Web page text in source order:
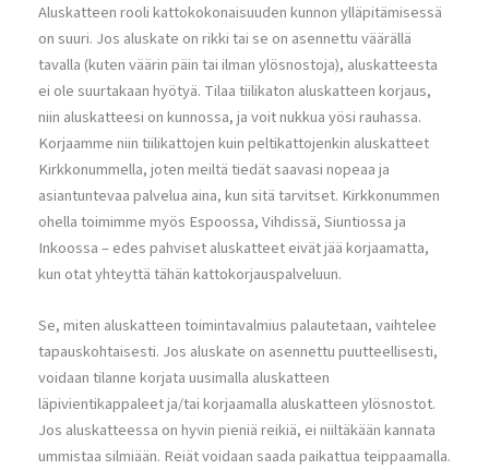
Aluskatteen rooli kattokokonaisuuden kunnon ylläpitämisessä
on suuri. Jos aluskate on rikki tai se on asennettu väärällä
tavalla (kuten väärin päin tai ilman ylösnostoja), aluskatteesta
ei ole suurtakaan hyötyä. Tilaa tiilikaton aluskatteen korjaus,
niin aluskatteesi on kunnossa, ja voit nukkua yösi rauhassa.
Korjaamme niin tiilikattojen kuin peltikattojenkin aluskatteet
Kirkkonummella, joten meiltä tiedät saavasi nopeaa ja
asiantuntevaa palvelua aina, kun sitä tarvitset. Kirkkonummen
ohella toimimme myös Espoossa, Vihdissä, Siuntiossa ja
Inkoossa – edes pahviset aluskatteet eivät jää korjaamatta,
kun otat yhteyttä tähän kattokorjauspalveluun.
Se, miten aluskatteen toimintavalmius palautetaan, vaihtelee
tapauskohtaisesti. Jos aluskate on asennettu puutteellisesti,
voidaan tilanne korjata uusimalla aluskatteen
läpivientikappaleet ja/tai korjaamalla aluskatteen ylösnostot.
Jos aluskatteessa on hyvin pieniä reikiä, ei niiltäkään kannata
ummistaa silmiään. Reiät voidaan saada paikattua teippaamalla.